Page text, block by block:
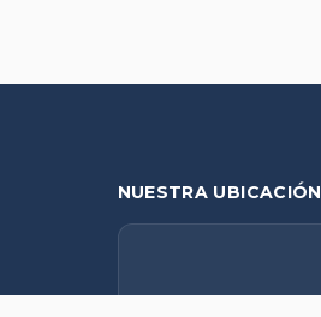
NUESTRA UBICACIÓN